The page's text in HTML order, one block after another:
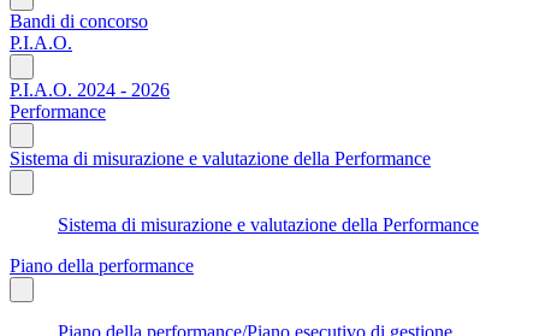
Bandi di concorso
P.I.A.O.
P.I.A.O. 2024 - 2026
Performance
Sistema di misurazione e valutazione della Performance
Sistema di misurazione e valutazione della Performance
Piano della performance
Piano della performance/Piano esecutivo di gestione